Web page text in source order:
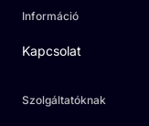
Információ
Kapcsolat
Szolgáltatóknak